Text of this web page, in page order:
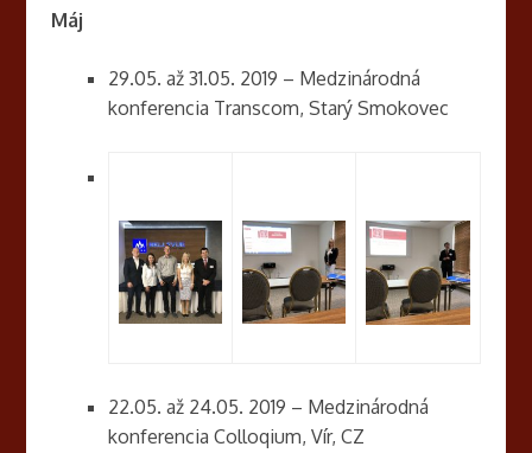
Máj
29.05. až 31.05. 2019 – Medzinárodná
konferencia Transcom, Starý Smokovec
22.05. až 24.05. 2019 – Medzinárodná
konferencia Colloqium, Vír, CZ